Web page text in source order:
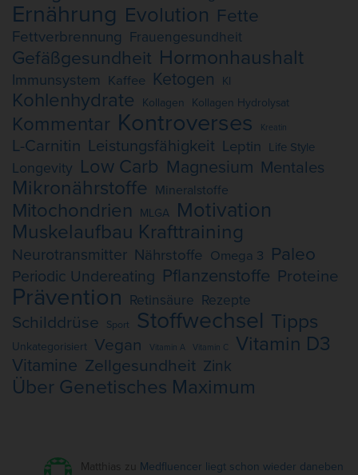
Ernährung Evolution Fette
Fettverbrennung Frauengesundheit
Gefäßgesundheit Hormonhaushalt
Immunsystem Kaffee Ketogen KI
Kohlenhydrate Kollagen Kollagen Hydrolysat
Kommentar Kontroverses Kreatin
L-Carnitin Leistungsfähigkeit Leptin Life Style
Longevity Low Carb Magnesium Mentales
Mikronährstoffe Mineralstoffe
Mitochondrien MLGA Motivation
Muskelaufbau Krafttraining
Neurotransmitter Nährstoffe Omega 3 Paleo
Periodic Undereating Pflanzenstoffe Proteine
Prävention Retinsäure Rezepte
Schilddrüse Sport Stoffwechsel Tipps
Unkategorisiert Vegan Vitamin A Vitamin C Vitamin D3
Vitamine Zellgesundheit Zink
Über Genetisches Maximum
Matthias zu Medfluencer liegt schon wieder daneben